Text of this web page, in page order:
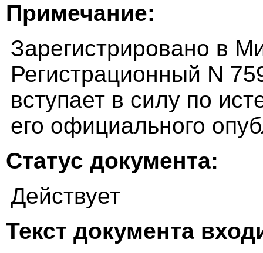
Примечание:
Зарегистрировано в
Регистрационный N
вступает в силу по
его официального
Статус документа:
Действует
Текст документа